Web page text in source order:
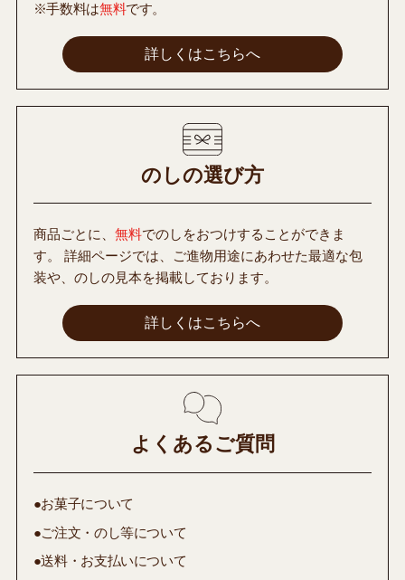
※手数料は無料です。
詳しくはこちらへ
のしの選び方
商品ごとに、 無料でのしをおつけすることができま
す。 詳細ページでは、ご進物用途にあわせた最適な包
装や、のしの見本を掲載しております。
詳しくはこちらへ
よくあるご質問
●お菓子について
●ご注文・のし等について
●送料・お支払いについて